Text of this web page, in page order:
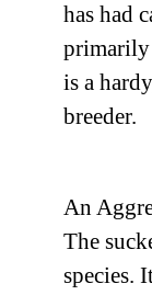
has had
primarily
is a
breeder.
An
The
species.